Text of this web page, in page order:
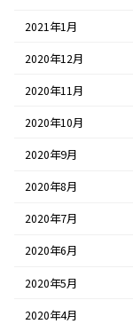
2021年1月
2020年12月
2020年11月
2020年10月
2020年9月
2020年8月
2020年7月
2020年6月
2020年5月
2020年4月